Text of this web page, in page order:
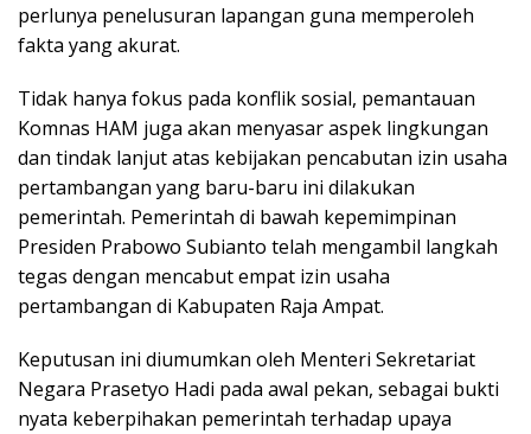
perlunya penelusuran lapangan guna memperoleh
fakta yang akurat.
Tidak hanya fokus pada konflik sosial, pemantauan
Komnas HAM juga akan menyasar aspek lingkungan
dan tindak lanjut atas kebijakan pencabutan izin usaha
pertambangan yang baru-baru ini dilakukan
pemerintah. Pemerintah di bawah kepemimpinan
Presiden Prabowo Subianto telah mengambil langkah
tegas dengan mencabut empat izin usaha
pertambangan di Kabupaten Raja Ampat.
Keputusan ini diumumkan oleh Menteri Sekretariat
Negara Prasetyo Hadi pada awal pekan, sebagai bukti
nyata keberpihakan pemerintah terhadap upaya